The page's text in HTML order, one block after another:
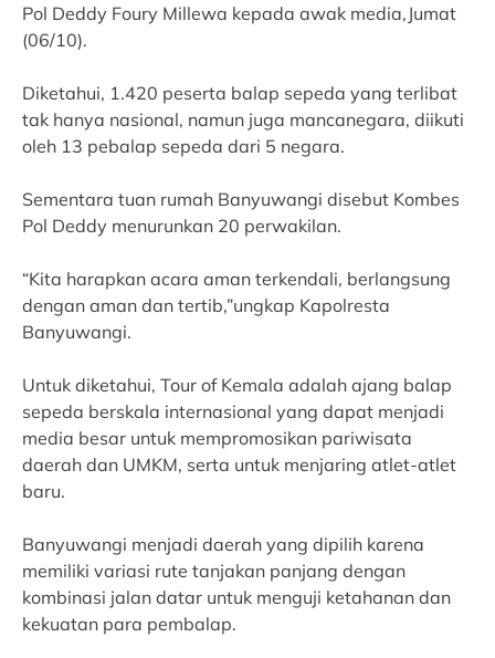
Pol Deddy Foury Millewa kepada awak media,Jumat
(06/10).
Diketahui, 1.420 peserta balap sepeda yang terlibat
tak hanya nasional, namun juga mancanegara, diikuti
oleh 13 pebalap sepeda dari 5 negara.
Sementara tuan rumah Banyuwangi disebut Kombes
Pol Deddy menurunkan 20 perwakilan.
“Kita harapkan acara aman terkendali, berlangsung
dengan aman dan tertib,”ungkap Kapolresta
Banyuwangi.
Untuk diketahui, Tour of Kemala adalah ajang balap
sepeda berskala internasional yang dapat menjadi
media besar untuk mempromosikan pariwisata
daerah dan UMKM, serta untuk menjaring atlet-atlet
baru.
Banyuwangi menjadi daerah yang dipilih karena
memiliki variasi rute tanjakan panjang dengan
kombinasi jalan datar untuk menguji ketahanan dan
kekuatan para pembalap.